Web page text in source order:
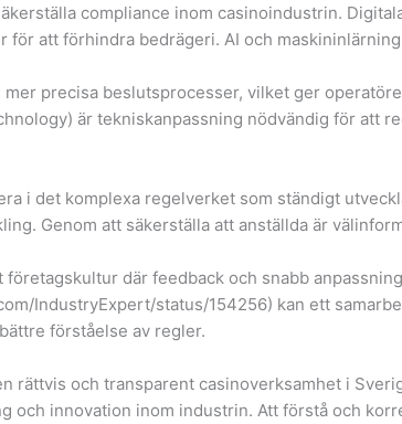
compliance inom casinoindustrin.
att förhindra bedrägeri. AI och
precisa beslutsprocesser, vilket ger
är tekniskanpassning nödvändig för att
i det komplexa regelverket som ständigt
Genom att säkerställa att anställda är
företagskultur där feedback och snabb
IndustryExpert/status/154256) kan ett
förståelse av regler.
rättvis och transparent casinoverksamhet i
och innovation inom industrin. Att förstå och